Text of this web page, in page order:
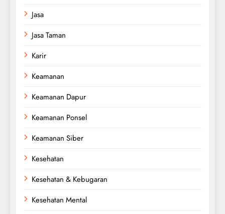
Jasa
Jasa Taman
Karir
Keamanan
Keamanan Dapur
Keamanan Ponsel
Keamanan Siber
Kesehatan
Kesehatan & Kebugaran
Kesehatan Mental